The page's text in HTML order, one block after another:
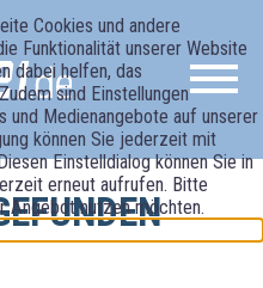
Cookies und andere
Funktionalität unserer Website
dabei helfen, das
sind Einstellungen
Medienangebote auf unserer
können Sie jederzeit mit
Einstelldialog können Sie in
erneut aufrufen. Bitte
Angebot nutzen möchten.